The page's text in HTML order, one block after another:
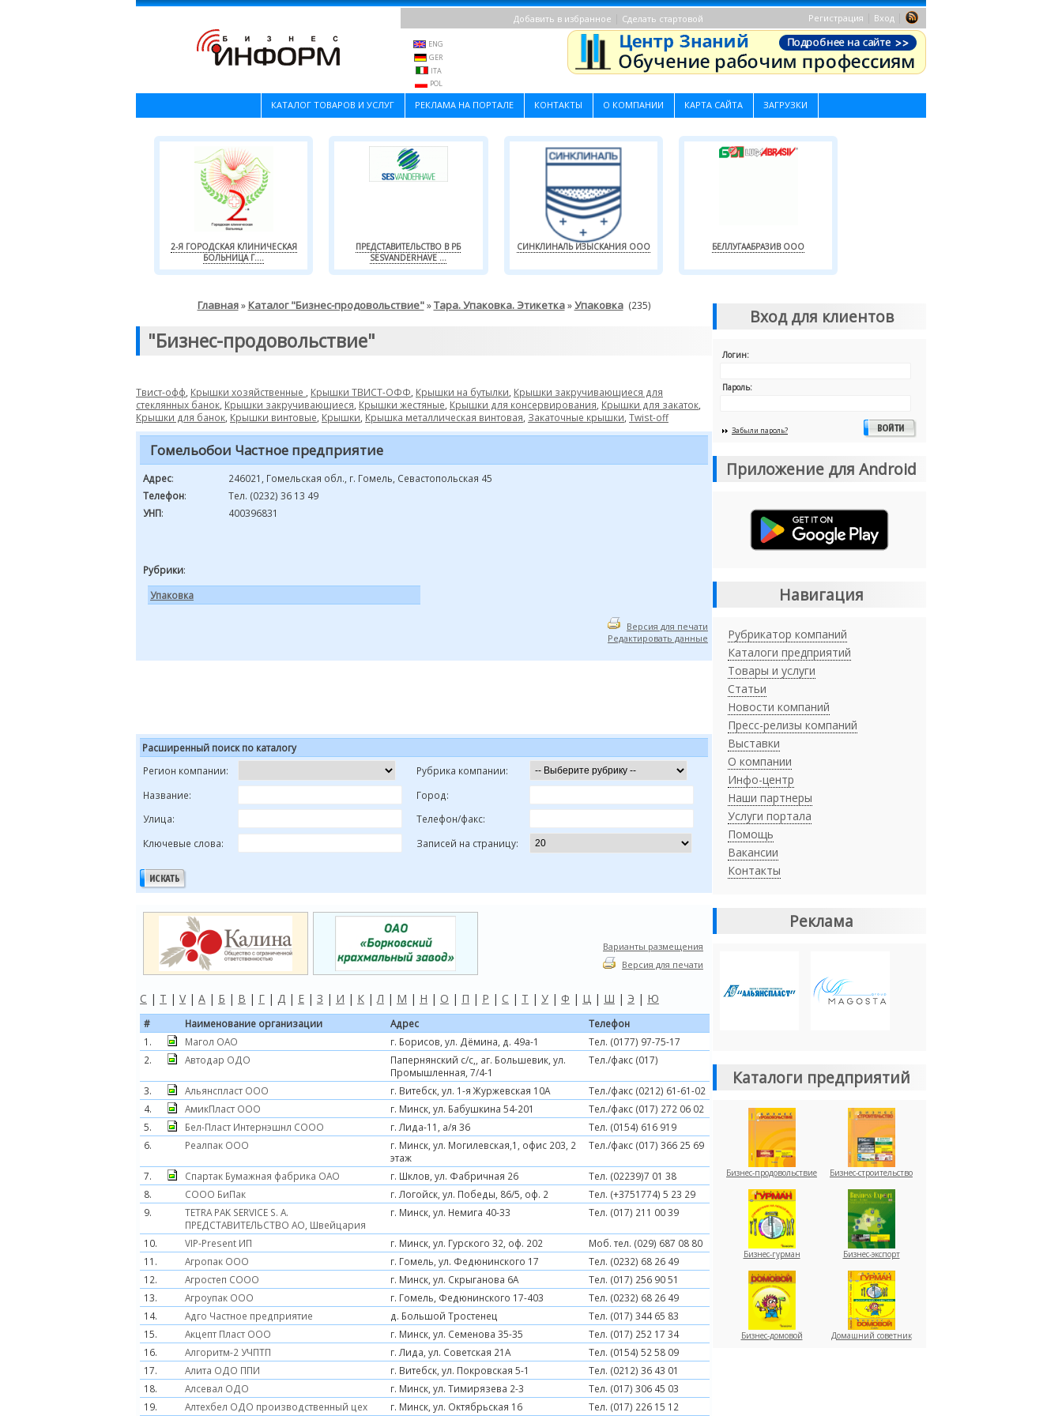
Регистрация Вход
Добавить в избранное Сделать стартовой
ENG
GER
ITA
POL
КАТАЛОГ ТОВАРОВ И УСЛУГ РЕКЛАМА НА ПОРТАЛЕ КОНТАКТЫ О КОМПАНИИ КАРТА САЙТА ЗАГРУЗКИ
2-Я ГОРОДСКАЯ КЛИНИЧЕСКАЯ
БОЛЬНИЦА Г....
ПРЕДСТАВИТЕЛЬСТВО В РБ
SESVANDERHAVE ...
СИНКЛИНАЛЬ ИЗЫСКАНИЯ ООО БЕЛЛУГААБРАЗИВ ООО
Главная» Каталог "Бизнес-продовольствие"»Тара. Упаковка. Этикетка»Упаковка(235)
"Бизнес-продовольствие"
Твист-офф Крышки хозяйственные Крышки ТВИСТ-ОФФ Крышки на бутылки Крышки закручивающиеся для
стеклянных банок Крышки закручивающиеся Крышки жестяные Крышки для консервирования Крышки для закаток
Крышки для банок Крышки винтовые Крышки Крышка металлическая винтовая Закаточные крышки Twist-off
Гомельобои Частное предприятие
Адрес:
246021, Гомельская обл., г. Гомель, Севастопольская 45
Телефон:
Тел. (0232) 36 13 49
УНП: 400396831
Рубрики:
Упаковка
Версия для печати
Редактировать данные
Расширенный поиск по каталогу
Регион компании:
Рубрика компании:
Название:
Город:
Улица:
Телефон/факс:
Ключевые слова:
Записей на страницу:
Варианты размещения
Версия для печати
C | T | V| А | Б | В | Г | Д | Е | З | И | К |Л | М | Н | О | П | Р | С | Т | У | Ф | Ц | Ш | Э | Ю
# Наименование организации Адрес
Телефон
1.
Магол ОАО г. Борисов, ул. Дёмина, д. 49а-1
Тел. (0177) 97-75-17
2.
Автодар ОДО
Папернянский с/с,, аг. Большевик, ул.
Промышленная, 7/4-1
Тел./факс (017)
3. Альянспласт ООО г. Витебск, ул. 1-я Журжевская 10А
Тел./факс (0212) 61-61-02
4.
АмикПласт ООО г. Минск, ул. Бабушкина 54-201
Тел./факс (017) 272 06 02
5.
Бел-Пласт Интернэшнл СООО г. Лида-11, а/я 36
Тел. (0154) 616 919
6.
Реалпак ООО
г. Минск, ул. Могилевская,1, офис 203, 2
этаж
Тел./факс (017) 366 25 69
7. Спартак Бумажная фабрика ОАО г. Шклов, ул. Фабричная 26
Тел. (02239)7 01 38
8.
COOO БиПак г. Логойск, ул. Победы, 86/5, оф. 2
Тел. (+3751774) 5 23 29
9.
TETRA PAK SERVICE S. A.
ПРЕДСТАВИТЕЛЬСТВО АО, Швейцария
г. Минск, ул. Немига 40-33 Тел. (017) 211 00 39
10. VIP-Present ИП г. Минск, ул. Гурского 32, оф. 202
Моб. тел. (029) 687 08 80
11.
Агропак ООО г. Гомель, ул. Федюнинского 17
Тел. (0232) 68 26 49
12.
Агростеп СООО г. Минск, ул. Скрыганова 6А
Тел. (017) 256 90 51
13.
Агроупак ООО г. Гомель, Федюнинского 17-403
Тел. (0232) 68 26 49
14.
Адго Частное предприятие д. Большой Тростенец
Тел. (017) 344 65 83
15.
Акцепт Пласт ООО г. Минск, ул. Семенова 35-35
Тел. (017) 252 17 34
16.
Алгоритм-2 УЧПТП г. Лида, ул. Советская 21А
Тел. (0154) 52 58 09
17.
Алита ОДО ППИ г. Витебск, ул. Покровская 5-1
Тел. (0212) 36 43 01
18.
Алсевал ОДО г. Минск, ул. Тимирязева 2-3
Тел. (017) 306 45 03
19.
Алтехбел ОДО производственный цех г. Минск, ул. Октябрьская 16 Тел. (017) 226 15 12
Вход для клиентов
Логин:
Пароль:
Забыли пароль?
Приложение для Android
Навигация
Рубрикатор компаний
Каталоги предприятий
Товары и услуги
Статьи
Новости компаний
Пресс-релизы компаний
Выставки
О компании
Инфо-центр
Наши партнеры
Услуги портала
Помощь
Вакансии
Контакты
Реклама
Каталоги предприятий
Бизнес-продовольствие Бизнес-строительство
Бизнес-гурман Бизнес-экспорт
Бизнес-домовой Домашний советник